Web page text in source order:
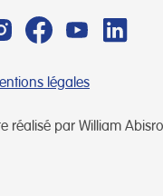
légales
réalisé par William